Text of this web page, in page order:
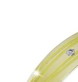
Twist Elegance
Zásnubné